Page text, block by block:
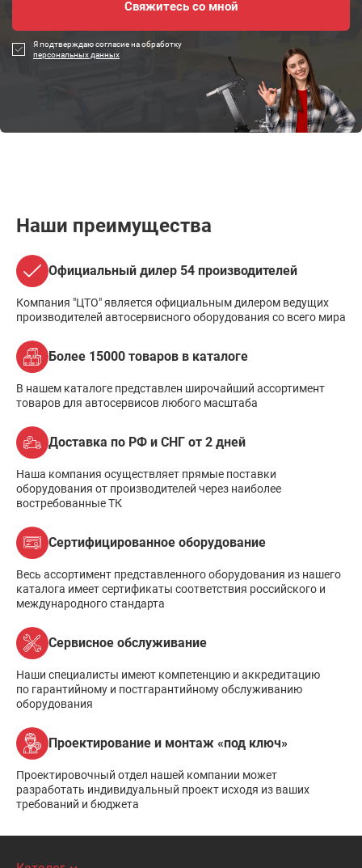
Я подтверждаю согласие на обработку
персональных данных
Наши преимущества
Официальный дилер 54 производителей
Компания "ЦТО" является официальным дилером ведущих
производителей автосервисного оборудования со всего мира
Более 15000 товаров в каталоге
В нашем каталоге представлен широчайший ассортимент
товаров для автосервисов любого масштаба
Доставка по РФ и СНГ от 2 дней
Наша компания осуществляет прямые поставки
оборудования от производителей через наиболее
востребованные ТК
Сертифицированное оборудование
Весь ассортимент представленного оборудования из нашего
каталога имеет сертификаты соответствия российского и
международного стандарта
Сервисное обслуживание
Наши специалисты имеют компетенцию и аккредитацию
по гарантийному и постгарантийному обслуживанию
оборудования
Проектирование и монтаж «под ключ»
Проектировочный отдел нашей компании может
разработать индивидуальный проект исходя из ваших
требований и бюджета